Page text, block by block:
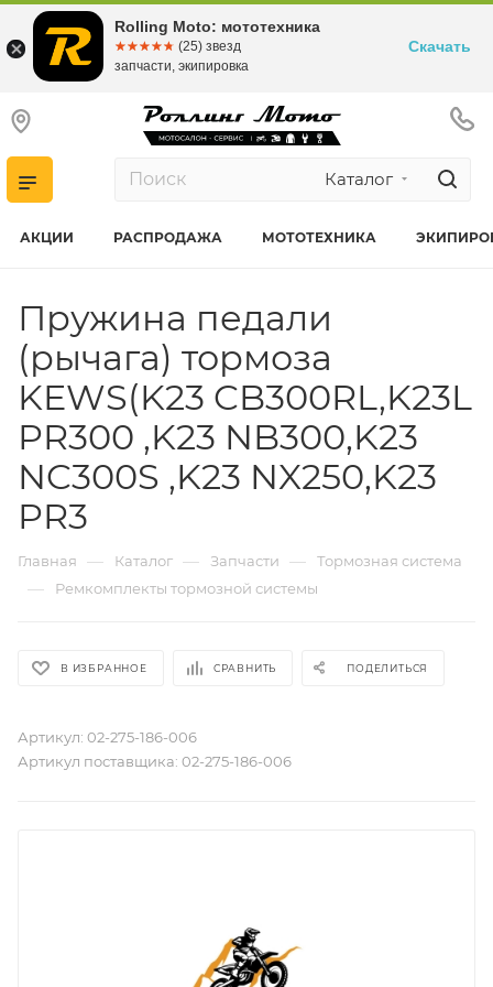
Каталог
АКЦИИ РАСПРОДАЖА МОТОТЕХНИКА
Пружина педали
(рычага) тормоза
KEWS(K23 CB300RL,K23L
PR300 ,K23 NB300,K23
NC300S ,K23 NX250,K23
PR3
Главная — Каталог — Запчасти — Тормозная система
— Ремкомплекты тормозной системы
В ИЗБРАННОЕ СРАВНИТЬ ПОДЕЛИТЬСЯ
Артикул: 02-275-186-006
Артикул поставщика: 02-275-186-006
Rolling Moto: мототехника
☆☆☆☆☆
★★★★★ (25) звезд
запчасти, экипировка
Скачать